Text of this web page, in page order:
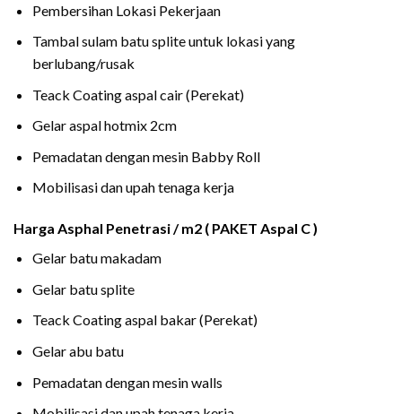
Pembersihan Lokasi Pekerjaan
Tambal sulam batu splite untuk lokasi yang
berlubang/rusak
Teack Coating aspal cair (Perekat)
Gelar aspal hotmix 2cm
Pemadatan dengan mesin Babby Roll
Mobilisasi dan upah tenaga kerja
Harga Asphal Penetrasi / m2 ( PAKET Aspal C )
Gelar batu makadam
Gelar batu splite
Teack Coating aspal bakar (Perekat)
Gelar abu batu
Pemadatan dengan mesin walls